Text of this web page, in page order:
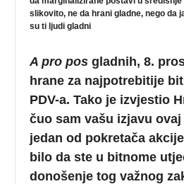
slikovito, ne da hrani gladne, nego da
su ti ljudi gladni
A pro pos gladnih, 8.
hrane za najpotrebitije
PDV-a. Tako je izvjestio
čuo sam vašu izjavu
jedan od pokretača
bilo da ste u bitnome
donošenje tog važnog